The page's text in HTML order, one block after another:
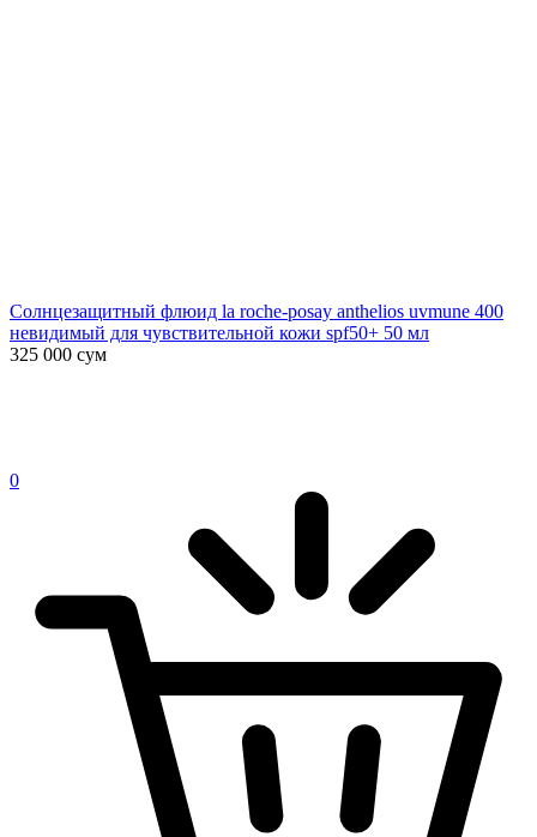
Солнцезащитный флюид la roche-posay anthelios uvmune 400
невидимый для чувствительной кожи spf50+ 50 мл
325 000 сум
0